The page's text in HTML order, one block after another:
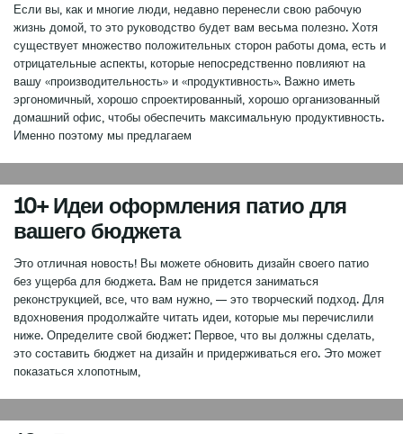
Если вы, как и многие люди, недавно перенесли свою рабочую
жизнь домой, то это руководство будет вам весьма полезно. Хотя
существует множество положительных сторон работы дома, есть и
отрицательные аспекты, которые непосредственно повлияют на
вашу «производительность» и «продуктивность». Важно иметь
эргономичный, хорошо спроектированный, хорошо организованный
домашний офис, чтобы обеспечить максимальную продуктивность.
Именно поэтому мы предлагаем
10+ Идеи оформления патио для
вашего бюджета
Это отличная новость! Вы можете обновить дизайн своего патио
без ущерба для бюджета. Вам не придется заниматься
реконструкцией, все, что вам нужно, — это творческий подход. Для
вдохновения продолжайте читать идеи, которые мы перечислили
ниже. Определите свой бюджет: Первое, что вы должны сделать,
это составить бюджет на дизайн и придерживаться его. Это может
показаться хлопотным,